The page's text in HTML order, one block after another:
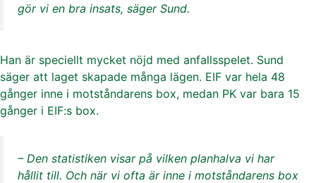
gör vi en bra insats, säger Sund.
Han är speciellt mycket nöjd med anfallsspelet. Sund
säger att laget skapade många lägen. EIF var hela 48
gånger inne i motståndarens box, medan PK var bara 15
gånger i EIF:s box.
– Den statistiken visar på vilken planhalva vi har
hållit till. Och när vi ofta är inne i motståndarens box